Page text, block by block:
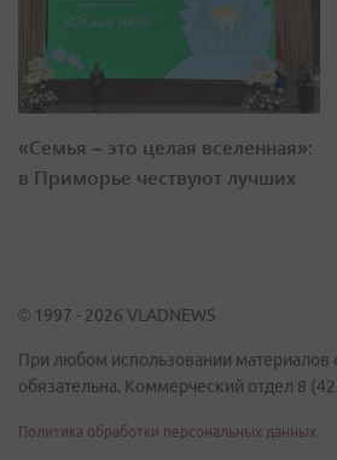
«Семья – это целая вселенная»:
в Приморье чествуют лучших
© 1997 - 2026 VLADNEWS
При любом использовании материалов
обязательна. Коммерческий отдел 8
Политика обработки персональных данных